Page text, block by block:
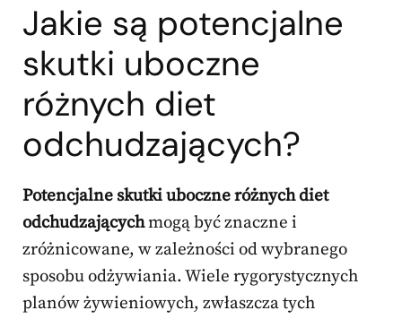
Jakie są potencjalne
skutki uboczne
różnych diet
odchudzających?
Potencjalne skutki uboczne różnych diet
odchudzającychmogą być znaczne i
zróżnicowane, w zależności od wybranego
sposobu odżywiania. Wiele rygorystycznych
planów żywieniowych, zwłaszcza tych